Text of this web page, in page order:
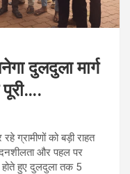
दुलदुला मार्ग
पूरी….
ग्रामीणों को बड़ी राहत
और पहल पर
होते हुए दुलदुला तक 5